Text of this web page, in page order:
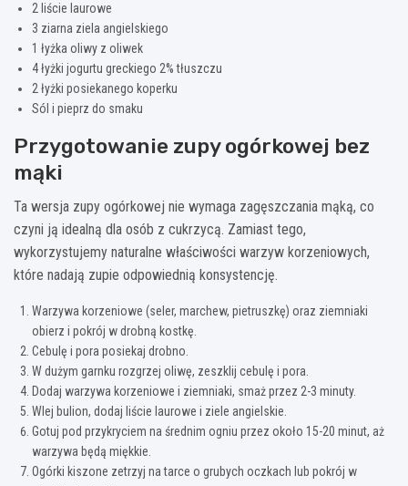
2 liście laurowe
3 ziarna ziela angielskiego
1 łyżka oliwy z oliwek
4 łyżki jogurtu greckiego 2% tłuszczu
2 łyżki posiekanego koperku
Sól i pieprz do smaku
Przygotowanie zupy ogórkowej bez
mąki
Ta wersja zupy ogórkowej nie wymaga zagęszczania mąką, co
czyni ją idealną dla osób z cukrzycą. Zamiast tego,
wykorzystujemy naturalne właściwości warzyw korzeniowych,
które nadają zupie odpowiednią konsystencję.
Warzywa korzeniowe (seler, marchew, pietruszkę) oraz ziemniaki
obierz i pokrój w drobną kostkę.
Cebulę i pora posiekaj drobno.
W dużym garnku rozgrzej oliwę, zeszklij cebulę i pora.
Dodaj warzywa korzeniowe i ziemniaki, smaż przez 2-3 minuty.
Wlej bulion, dodaj liście laurowe i ziele angielskie.
Gotuj pod przykryciem na średnim ogniu przez około 15-20 minut, aż
warzywa będą miękkie.
Ogórki kiszone zetrzyj na tarce o grubych oczkach lub pokrój w